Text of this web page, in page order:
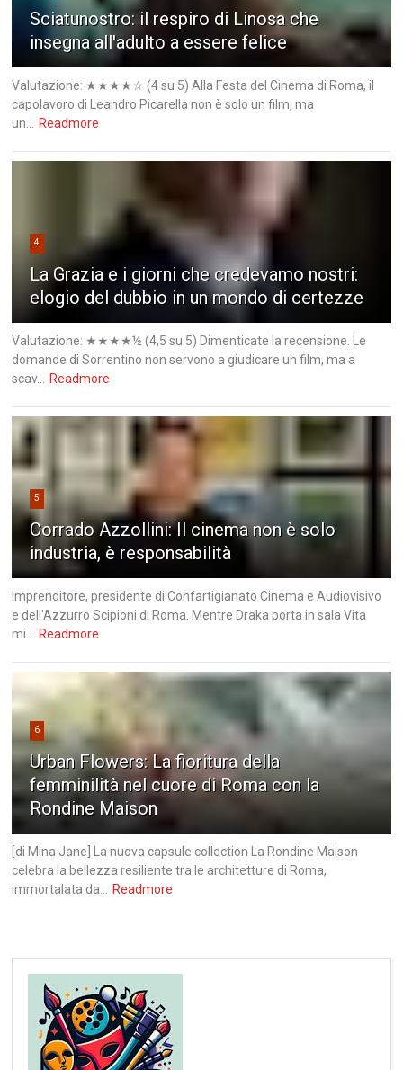
Sciatunostro: il respiro di Linosa che
insegna all'adulto a essere felice
Valutazione: ★★★★☆ (4 su 5) Alla Festa del Cinema di Roma, il
capolavoro di Leandro Picarella non è solo un film, ma
un...
Readmore
4
La Grazia e i giorni che credevamo nostri:
elogio del dubbio in un mondo di certezze
Valutazione: ★★★★½ (4,5 su 5) Dimenticate la recensione. Le
domande di Sorrentino non servono a giudicare un film, ma a
scav...
Readmore
5
Corrado Azzollini: Il cinema non è solo
industria, è responsabilità
Imprenditore, presidente di Confartigianato Cinema e Audiovisivo
e dell'Azzurro Scipioni di Roma. Mentre Draka porta in sala Vita
mi...
Readmore
6
Urban Flowers: La fioritura della
femminilità nel cuore di Roma con la
Rondine Maison
[di Mina Jane] La nuova capsule collection La Rondine Maison
celebra la bellezza resiliente tra le architetture di Roma,
immortalata da...
Readmore